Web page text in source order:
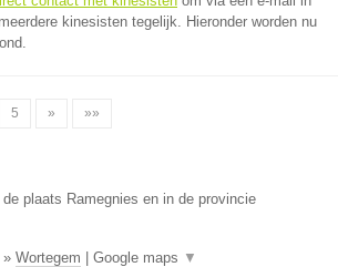
kinesisten tegelijk. Hieronder worden nu
5 » »»
plaats Ramegnies en in de provincie
» Wortegem Google maps ▼